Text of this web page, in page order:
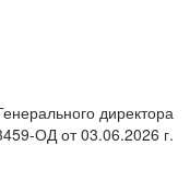
директора
ОД от 03.06.2026 г.